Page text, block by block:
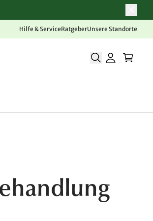
Hilfe & ServiceRatgeberUnsere Standorte